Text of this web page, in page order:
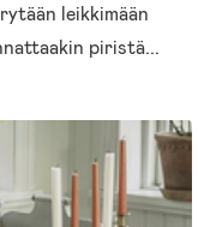
leikkimään
piristä...